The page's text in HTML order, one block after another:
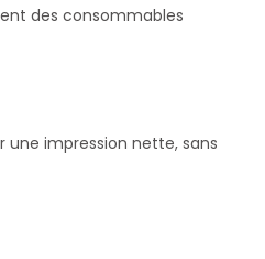
des consommables
une impression nette, sans